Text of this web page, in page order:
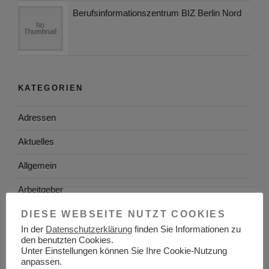
Berufsinformationszentrum BIZ Berlin Nord
KATEGORIEN
Adressen
Aktuelles
Allgemein
Arbeitgeber
Arbeitsplatzsuche
Arbeitsrecht
Arbeitswelt
DIESE WEBSEITE NUTZT COOKIES
In der Datenschutzerklärung finden Sie Informationen zu
den benutzten Cookies.
Unter Einstellungen können Sie Ihre Cookie-Nutzung
anpassen.